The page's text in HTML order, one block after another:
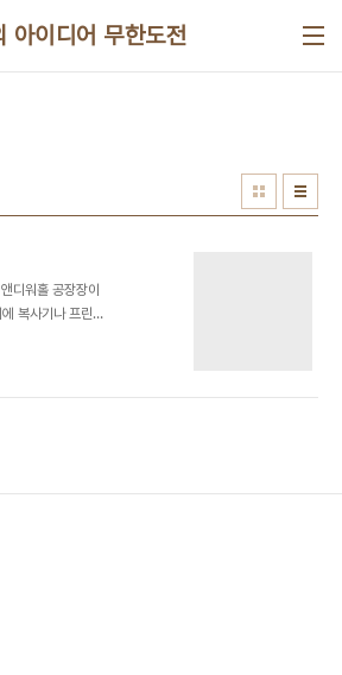
이디어 무한도전
디워홀 공장장이
복사기나 프린터,
. 컴퓨터로 하는 예